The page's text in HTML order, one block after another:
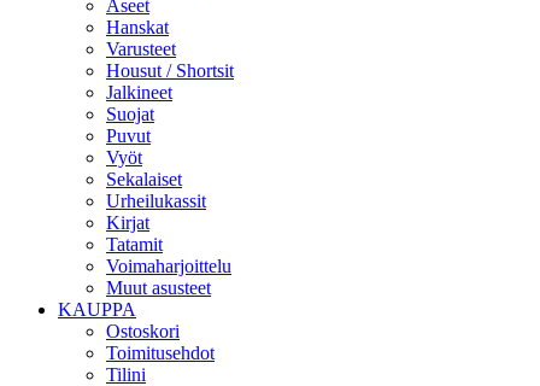
Aseet
Hanskat
Varusteet
Housut / Shortsit
Jalkineet
Suojat
Puvut
Vyöt
Sekalaiset
Urheilukassit
Kirjat
Tatamit
Voimaharjoittelu
Muut asusteet
KAUPPA
Ostoskori
Toimitusehdot
Tilini